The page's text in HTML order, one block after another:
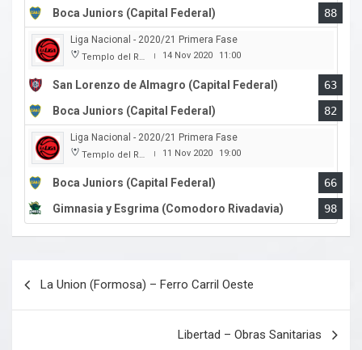
Boca Juniors (Capital Federal) 88
Liga Nacional - 2020/21 Primera Fase
Templo del Rock | 14 Nov 2020 11:00
San Lorenzo de Almagro (Capital Federal)
63
Boca Juniors (Capital Federal)
82
Liga Nacional - 2020/21 Primera Fase
Templo del Rock | 11 Nov 2020 19:00
Boca Juniors (Capital Federal)
66
Gimnasia y Esgrima (Comodoro Rivadavia)
98
La Union (Formosa) – Ferro Carril Oeste
Libertad – Obras Sanitarias